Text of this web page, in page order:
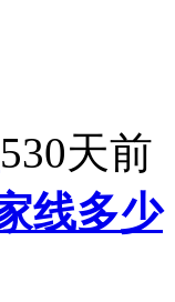
530天前
线多少